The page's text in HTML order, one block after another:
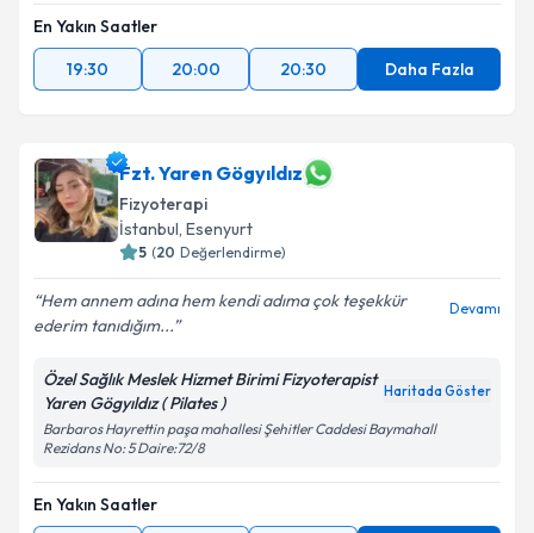
En Yakın Saatler
19:30
20:00 20:30 Daha Fazla
Fzt. Yaren Gögyıldız
Fizyoterapi
İstanbul, Esenyurt
5 (20 Değerlendirme)
Hem annem adına hem kendi adıma çok teşekkür
ederim tanıdığım...
Devamı
Özel Sağlık Meslek Hizmet Birimi Fizyoterapist
Yaren Gögyıldız ( Pilates )
Haritada Göster
Barbaros Hayrettin paşa mahallesi Şehitler Caddesi Baymahall
Rezidans No: 5 Daire:72/8
En Yakın Saatler